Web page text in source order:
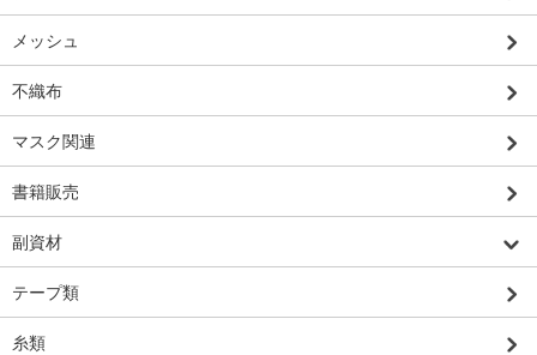
メッシュ
不織布
マスク関連
書籍販売
副資材
テープ類
糸類